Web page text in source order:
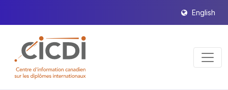
English